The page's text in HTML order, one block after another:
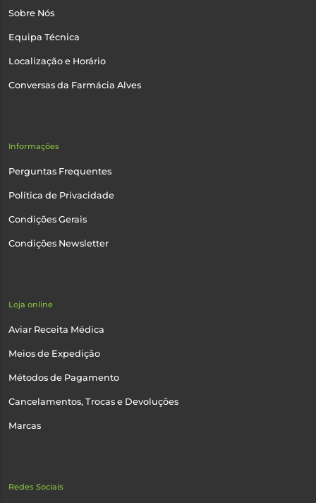
Sobre Nós
Equipa Técnica
Localização e Horário
Conversas da Farmácia Alves
Informações
Perguntas Frequentes
Política de Privacidade
Condições Gerais
Condições Newsletter
Loja online
Aviar Receita Médica
Meios de Expedição
Métodos de Pagamento
Cancelamentos, Trocas e Devoluções
Marcas
Redes Sociais